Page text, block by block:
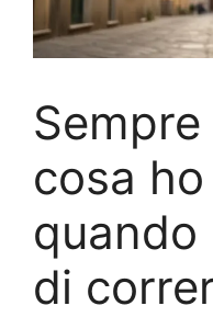
cosa
quando
di